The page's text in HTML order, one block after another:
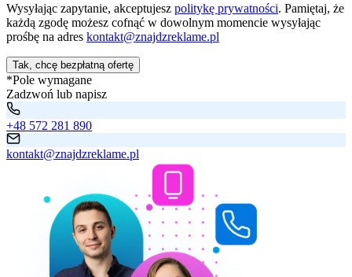
Wysyłając zapytanie, akceptujesz politykę prywatności. Pamiętaj, że
każdą zgodę możesz cofnąć w dowolnym momencie wysyłając
prośbę na adres kontakt@znajdzreklame.pl
Tak, chcę bezpłatną ofertę
*Pole wymagane
Zadzwoń lub napisz
+48 572 281 890
kontakt@znajdzreklame.pl